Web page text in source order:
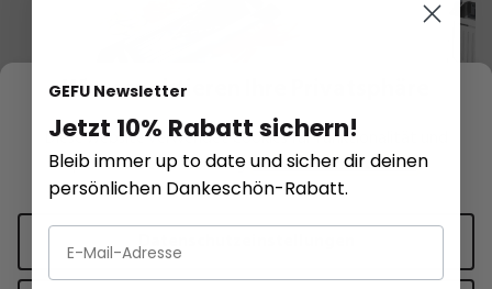
Gourmet-Hobel VIOLINO®
verstellbarem
Wir respektieren Ihre Privatsphäre
Diese Website verwendet Cookies für Funktionalität und
personalisierte Werbung.Mehr Informationen.
GEFU Newsletter
Jetzt 10% Rabatt sichern!
Bleib immer up to date und sicher dir deinen
persönlichen Dankeschön-Rabatt.